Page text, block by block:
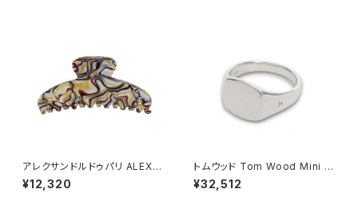
アレクサンドルドゥパリ ALEXA
NDRE DE PARIS BASIC CLA
SSIQUES ヘアクリップ ACCM
¥12,320
トムウッド Tom Wood Mini C
ushion リング 100771-50 シ
ルバー
¥32,512